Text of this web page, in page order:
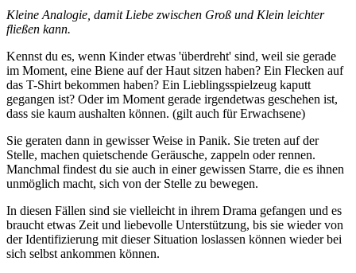
Kleine Analogie, damit Liebe zwischen Groß und Klein leichter
fließen kann.
Kennst du es, wenn Kinder etwas 'überdreht' sind, weil sie gerade
im Moment, eine Biene auf der Haut sitzen haben? Ein Flecken auf
das T-Shirt bekommen haben? Ein Lieblingsspielzeug kaputt
gegangen ist? Oder im Moment gerade irgendetwas geschehen ist,
dass sie kaum aushalten können. (gilt auch für Erwachsene)
Sie geraten dann in gewisser Weise in Panik. Sie treten auf der
Stelle, machen quietschende Geräusche, zappeln oder rennen.
Manchmal findest du sie auch in einer gewissen Starre, die es ihnen
unmöglich macht, sich von der Stelle zu bewegen.
In diesen Fällen sind sie vielleicht in ihrem Drama gefangen und es
braucht etwas Zeit und liebevolle Unterstützung, bis sie wieder von
der Identifizierung mit dieser Situation loslassen können wieder bei
sich selbst ankommen können.